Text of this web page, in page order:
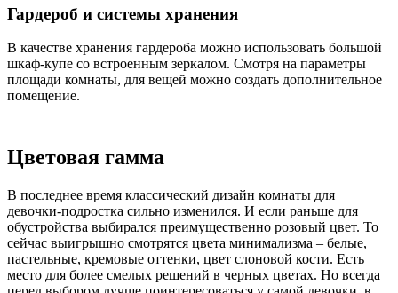
Гардероб и системы хранения
В качестве хранения гардероба можно использовать большой
шкаф-купе со встроенным зеркалом. Смотря на параметры
площади комнаты, для вещей можно создать дополнительное
помещение.
Цветовая гамма
В последнее время классический дизайн комнаты для
девочки-подростка сильно изменился. И если раньше для
обустройства выбирался преимущественно розовый цвет. То
сейчас выигрышно смотрятся цвета минимализма – белые,
пастельные, кремовые оттенки, цвет слоновой кости. Есть
место для более смелых решений в черных цветах. Но всегда